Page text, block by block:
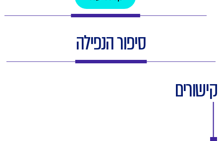
סיפור הנפילה
קישורים